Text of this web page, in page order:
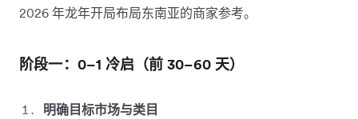
2026 年龙年开局布局东南亚的商家参考。
阶段一：0–1 冷启（前 30–60 天）
明确目标市场与类目